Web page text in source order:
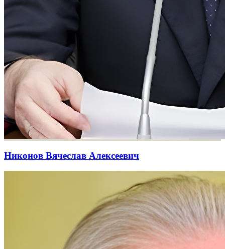
Никонов Вячеслав Алексеевич